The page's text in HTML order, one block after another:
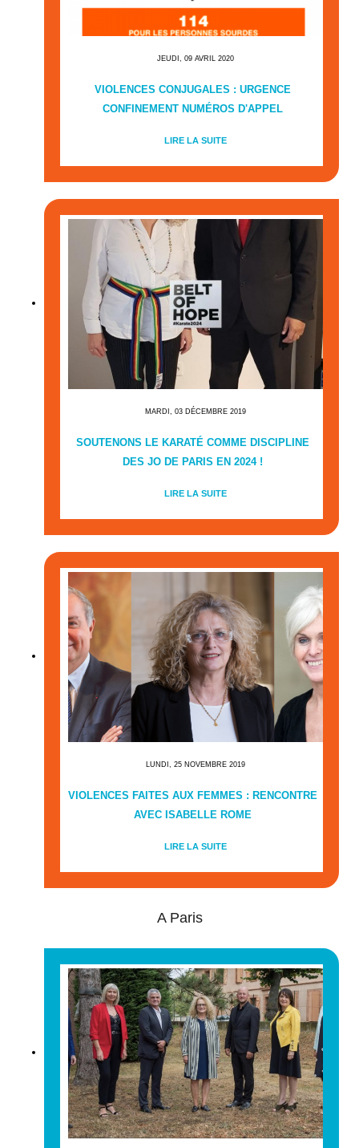
JEUDI, 09 AVRIL 2020
VIOLENCES CONJUGALES : URGENCE
CONFINEMENT NUMÉROS D'APPEL
LIRE LA SUITE
MARDI, 03 DÉCEMBRE 2019
SOUTENONS LE KARATÉ COMME DISCIPLINE
DES JO DE PARIS EN 2024 !
LIRE LA SUITE
LUNDI, 25 NOVEMBRE 2019
VIOLENCES FAITES AUX FEMMES : RENCONTRE
AVEC ISABELLE ROME
LIRE LA SUITE
A Paris